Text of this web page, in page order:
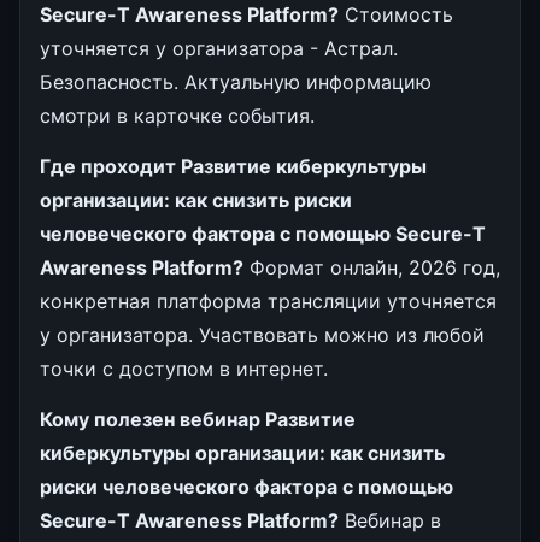
Secure-T Awareness Platform? Стоимость
уточняется у организатора - Астрал.
Безопасность. Актуальную информацию
смотри в карточке события.
Где проходит Развитие киберкультуры
организации: как снизить риски
человеческого фактора с помощью Secure-T
Awareness Platform? Формат онлайн, 2026 год,
конкретная платформа трансляции уточняется
у организатора. Участвовать можно из любой
точки с доступом в интернет.
Кому полезен вебинар Развитие
киберкультуры организации: как снизить
риски человеческого фактора с помощью
Secure-T Awareness Platform? Вебинар в